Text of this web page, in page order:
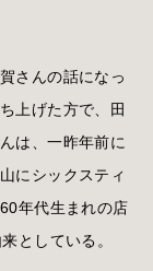
さんの話になっ
上げた方で、田
は、一昨年前に
にシックスティ
年代生まれの店
としている。